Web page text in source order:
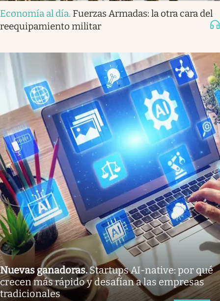
Economía al día. Fuerzas Armadas: la otra cara del
reequipamiento militar
Nuevas ganadoras.Startups AI-native: por qué
crecen más rápido y desafían a las empresas
tradicionales